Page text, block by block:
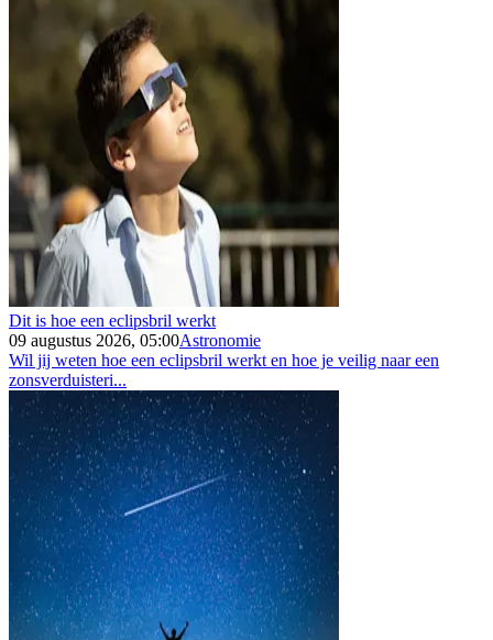
Dit is hoe een eclipsbril werkt
09 augustus 2026, 05:00Astronomie
Wil jij weten hoe een eclipsbril werkt en hoe je veilig naar een
zonsverduisteri...